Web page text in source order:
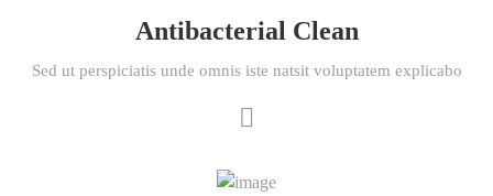
Antibacterial Clean
Sed ut perspiciatis unde omnis iste natsit voluptatem explicabo